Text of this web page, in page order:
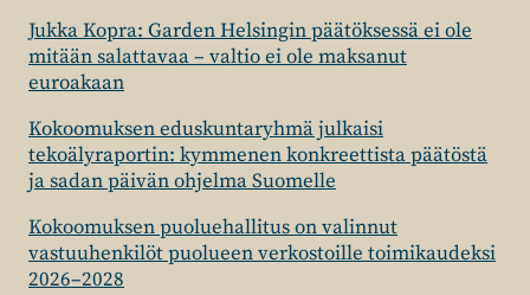
Jukka Kopra: Garden Helsingin päätöksessä ei ole
mitään salattavaa – valtio ei ole maksanut
euroakaan
Kokoomuksen eduskuntaryhmä julkaisi
tekoälyraportin: kymmenen konkreettista päätöstä
ja sadan päivän ohjelma Suomelle
Kokoomuksen puoluehallitus on valinnut
vastuuhenkilöt puolueen verkostoille toimikaudeksi
2026–2028